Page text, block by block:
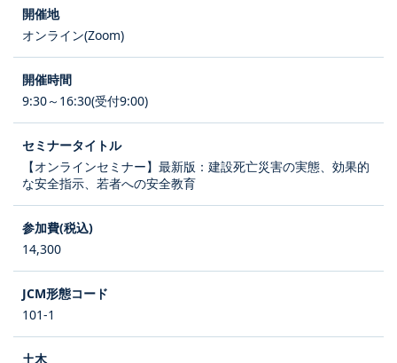
オンライン(Zoom)
9:30～16:30(受付9:00)
【オンラインセミナー】最新版：建設死亡災害の実態、効果的
な安全指示、若者への安全教育
14,300
101-1